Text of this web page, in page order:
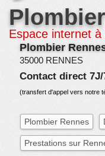
Espace internet à
Plombier
35000 RENNES
Contact direct 7J/
(transfert d'appel vers notre
Plombier Rennes
Prestations sur